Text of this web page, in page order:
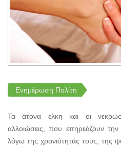
Ενημέρωση Πολίτη
Τα άτονα έλκη και οι
αλλοιώσεις, που επηρεάζουν
λόγω της χρονιότητάς τους, της